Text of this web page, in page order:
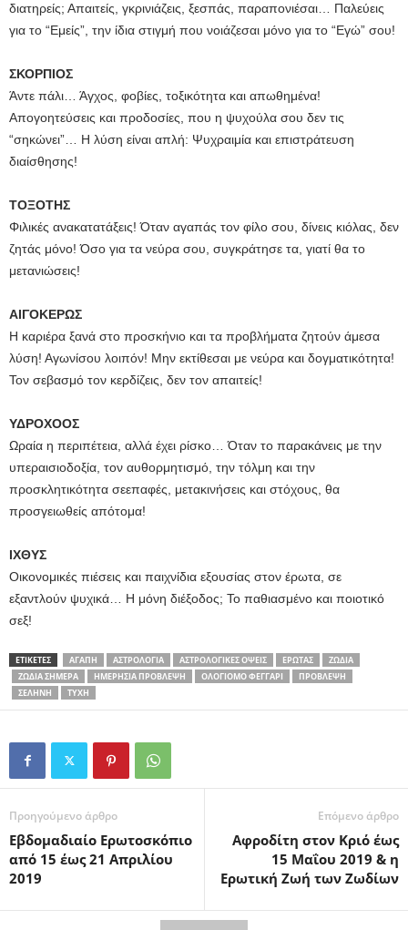
διατηρείς; Απαιτείς, γκρινιάζεις, ξεσπάς, παραπονιέσαι… Παλεύεις
για το “Εμείς”, την ίδια στιγμή που νοιάζεσαι μόνο για το “Εγώ” σου!
ΣΚΟΡΠΙΟΣ
Άντε πάλι… Άγχος, φοβίες, τοξικότητα και απωθημένα!
Απογοητεύσεις και προδοσίες, που η ψυχούλα σου δεν τις
“σηκώνει”… Η λύση είναι απλή: Ψυχραιμία και επιστράτευση
διαίσθησης!
ΤΟΞΟΤΗΣ
Φιλικές ανακατατάξεις! Όταν αγαπάς τον φίλο σου, δίνεις κιόλας, δεν
ζητάς μόνο! Όσο για τα νεύρα σου, συγκράτησε τα, γιατί θα το
μετανιώσεις!
ΑΙΓΟΚΕΡΩΣ
Η καριέρα ξανά στο προσκήνιο και τα προβλήματα ζητούν άμεσα
λύση! Αγωνίσου λοιπόν! Μην εκτίθεσαι με νεύρα και δογματικότητα!
Τον σεβασμό τον κερδίζεις, δεν τον απαιτείς!
ΥΔΡΟΧΟΟΣ
Ωραία η περιπέτεια, αλλά έχει ρίσκο… Όταν το παρακάνεις με την
υπεραισιοδοξία, τον αυθορμητισμό, την τόλμη και την
προσκλητικότητα σεεπαφές, μετακινήσεις και στόχους, θα
προσγειωθείς απότομα!
ΙΧΘΥΣ
Οικονομικές πιέσεις και παιχνίδια εξουσίας στον έρωτα, σε
εξαντλούν ψυχικά… Η μόνη διέξοδος; Το παθιασμένο και ποιοτικό
σεξ!
ΕΤΙΚΕΤΕΣ ΑΓΆΠΗ ΑΣΤΡΟΛΟΓΊΑ ΑΣΤΡΟΛΟΓΙΚΈΣ ΌΨΕΙΣ ΈΡΩΤΑΣ
ΖΏΔΙΑ
ΖΏΔΙΑ ΣΉΜΕΡΑ
ΗΜΕΡΉΣΙΑ ΠΡΌΒΛΕΨΗ ΟΛΌΓΙΟΜΟ ΦΕΓΓΆΡΙ
ΠΡΌΒΛΕΨΗ
ΣΕΛΉΝΗ
ΤΎΧΗ
Προηγούμενο άρθρο
Εβδομαδιαίο Ερωτοσκόπιο
από 15 έως 21 Απριλίου
2019
Επόμενο άρθρο
Αφροδίτη στον Κριό έως
15 Μαΐου 2019 & η
Ερωτική Ζωή των Ζωδίων